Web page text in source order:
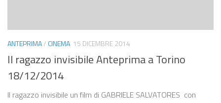
ANTEPRIMA/ CINEMA 15 DICEMBRE 2014
Il ragazzo invisibile Anteprima a Torino
18/12/2014
Il ragazzo invisibile un film di GABRIELE SALVATORES con